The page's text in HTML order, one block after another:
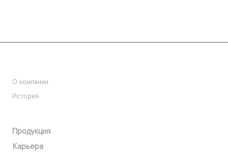
О компании
История
Продукция
Карьера